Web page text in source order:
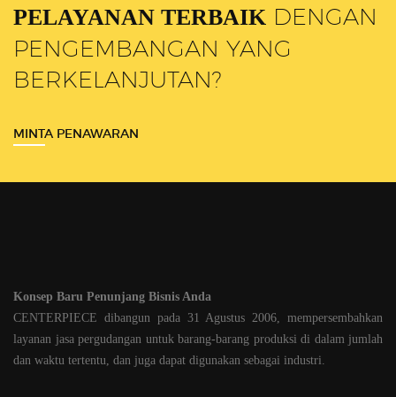
PELAYANAN TERBAIK DENGAN
PENGEMBANGAN YANG
BERKELANJUTAN?
MINTA PENAWARAN
Konsep Baru Penunjang Bisnis Anda
CENTERPIECE dibangun pada 31 Agustus 2006, mempersembahkan
layanan jasa pergudangan untuk barang-barang produksi di dalam jumlah
dan waktu tertentu, dan juga dapat digunakan sebagai industri.